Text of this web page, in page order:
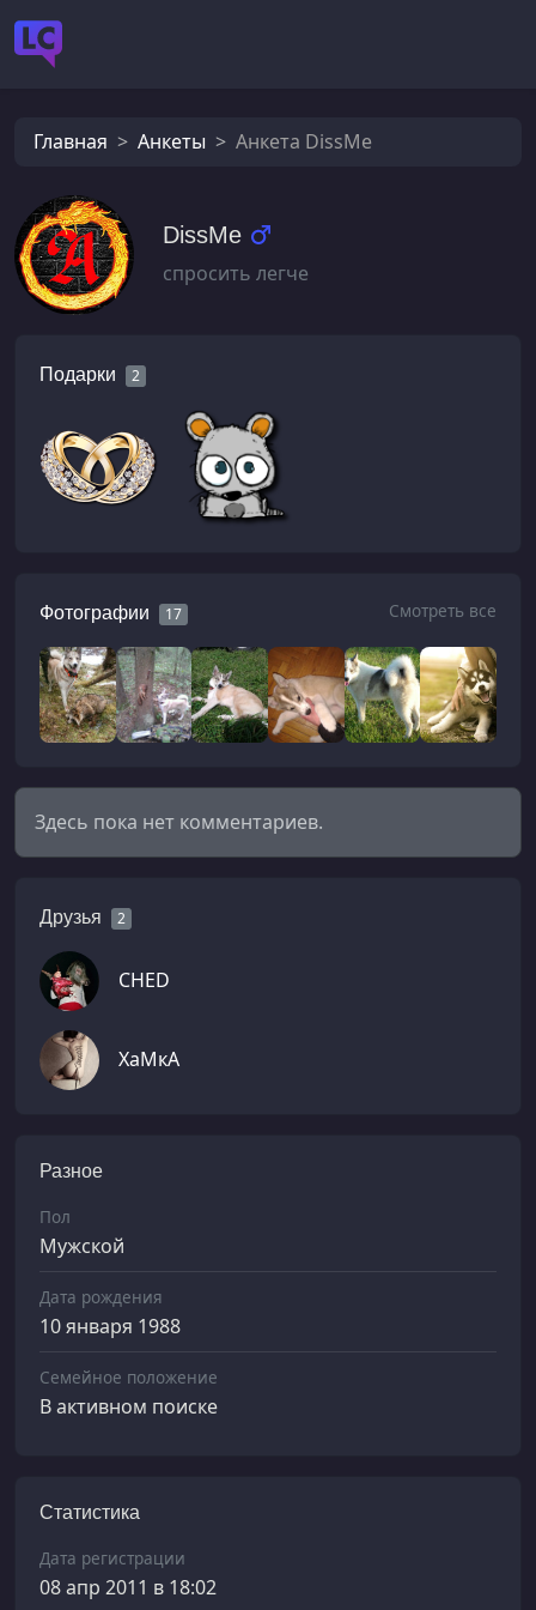
Главная Анкеты Анкета DissMe
DissMe
спросить легче
Подарки 2
Фотографии 17 Смотреть все
Здесь пока нет комментариев.
Друзья 2
CHED
ХаМкА
Разное
Пол
Мужской
Дата рождения
10 января 1988
Семейное положение
В активном поиске
Статистика
Дата регистрации
08 апр 2011 в 18:02